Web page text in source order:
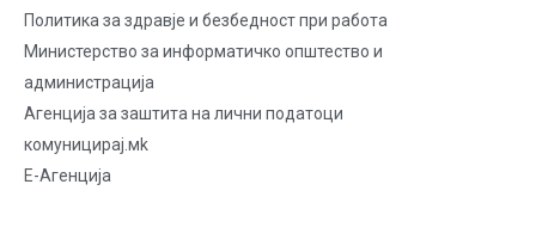
Политика за здравје и безбедност при работа
Министерство за информатичко општество и
администрација
Агенција за заштита на лични податоци
комуницирај.мk
Е-Агенција